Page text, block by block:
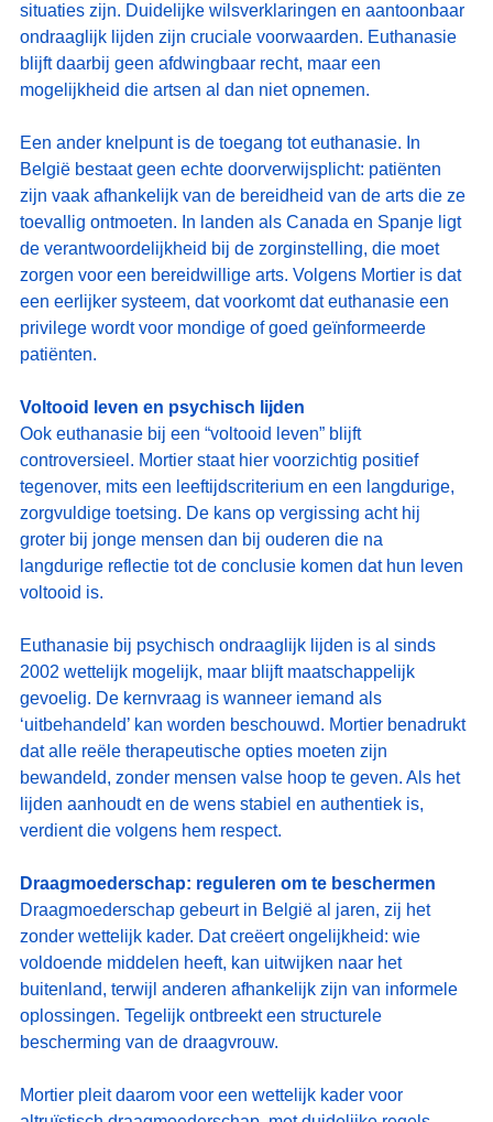
situaties zijn. Duidelijke wilsverklaringen en aantoonbaar
ondraaglijk lijden zijn cruciale voorwaarden. Euthanasie
blijft daarbij geen afdwingbaar recht, maar een
mogelijkheid die artsen al dan niet opnemen.
Een ander knelpunt is de toegang tot euthanasie. In
België bestaat geen echte doorverwijsplicht: patiënten
zijn vaak afhankelijk van de bereidheid van de arts die ze
toevallig ontmoeten. In landen als Canada en Spanje ligt
de verantwoordelijkheid bij de zorginstelling, die moet
zorgen voor een bereidwillige arts. Volgens Mortier is dat
een eerlijker systeem, dat voorkomt dat euthanasie een
privilege wordt voor mondige of goed geïnformeerde
patiënten.
Voltooid leven en psychisch lijden
Ook euthanasie bij een “voltooid leven” blijft
controversieel. Mortier staat hier voorzichtig positief
tegenover, mits een leeftijdscriterium en een langdurige,
zorgvuldige toetsing. De kans op vergissing acht hij
groter bij jonge mensen dan bij ouderen die na
langdurige reflectie tot de conclusie komen dat hun leven
voltooid is.
Euthanasie bij psychisch ondraaglijk lijden is al sinds
2002 wettelijk mogelijk, maar blijft maatschappelijk
gevoelig. De kernvraag is wanneer iemand als
‘uitbehandeld’ kan worden beschouwd. Mortier benadrukt
dat alle reële therapeutische opties moeten zijn
bewandeld, zonder mensen valse hoop te geven. Als het
lijden aanhoudt en de wens stabiel en authentiek is,
verdient die volgens hem respect.
Draagmoederschap: reguleren om te beschermen
Draagmoederschap gebeurt in België al jaren, zij het
zonder wettelijk kader. Dat creëert ongelijkheid: wie
voldoende middelen heeft, kan uitwijken naar het
buitenland, terwijl anderen afhankelijk zijn van informele
oplossingen. Tegelijk ontbreekt een structurele
bescherming van de draagvrouw.
Mortier pleit daarom voor een wettelijk kader voor